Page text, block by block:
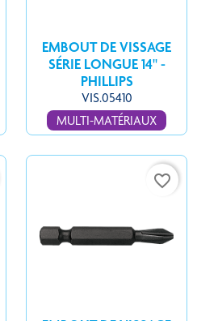
EMBOUT DE VISSAGE
SÉRIE LONGUE 14'' -
PHILLIPS
VIS.05410
MULTI-MATÉRIAUX
favorite_border